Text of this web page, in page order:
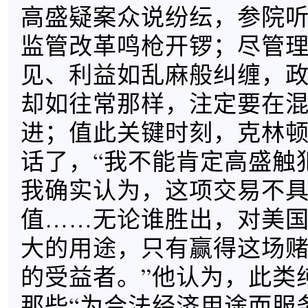
高盛疑案众说纷纭，参院
监管改革鸣枪开锣；尽管
见、利益如乱麻般纠缠，
却如往常那样，注定要在
进；值此关键时刻，克林
话了，“我不能肯定高盛触
我确实认为，这项交易不
值……无论谁胜出，对美
大的用途，只有赢得这场
的受益者。”他认为，此类